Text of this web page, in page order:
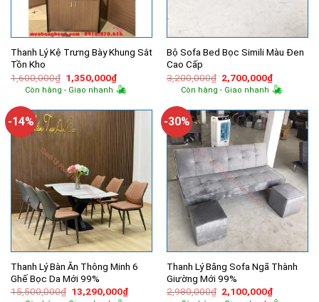
Thanh Lý Kệ Trưng Bày Khung Sắt
Tồn Kho
1,600,000₫ Giá
gốc
là:
1,350,000₫Giá
hiện
tại
1,350,000₫.
Còn hàng - Giao nhanh
Bộ Sofa Bed Bọc Simili Màu Đen
Cao Cấp
3,200,000₫ Giá
gốc
là:
2,700,000₫Giá
hiện
tại
Còn hàng - Giao nhanh
-14%
Thanh Lý Bàn Ăn Thông Minh 6
Ghế Bọc Da Mới 99%
15,500,000₫ Giá
13,290,000₫Giá
-30%
Thanh Lý Băng Sofa Ngã Thành
Giường Mới 99%
2,980,000₫ Giá
2,100,000₫Giá